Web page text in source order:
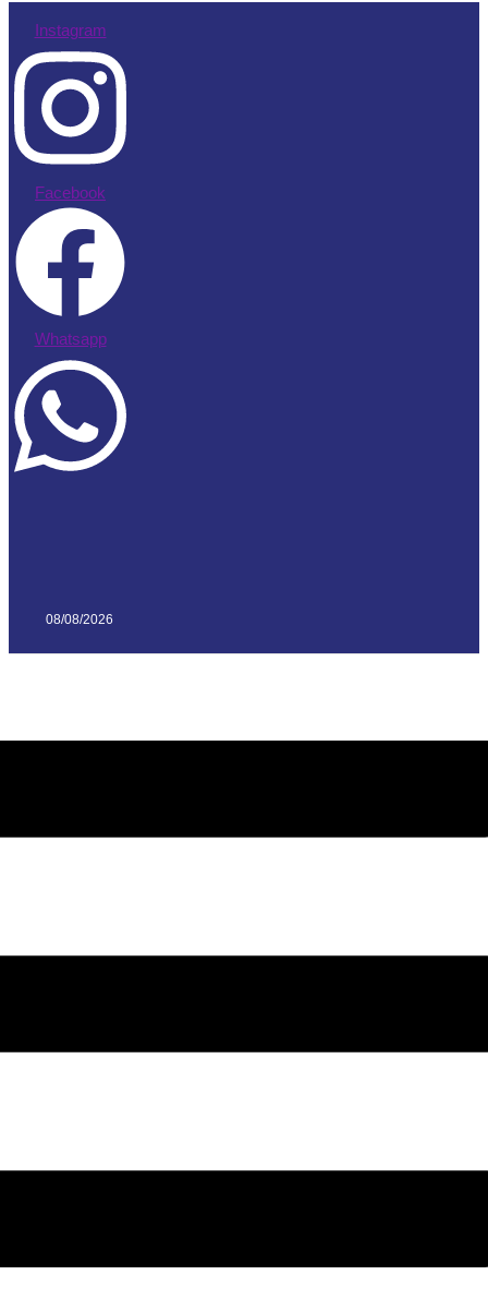
Instagram
Facebook
Whatsapp
08/08/2026